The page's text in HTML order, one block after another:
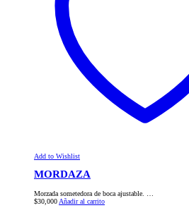
Add to Wishlist
MORDAZA
Morzada sometedora de boca ajustable. …
$30,000 Añadir al carrito